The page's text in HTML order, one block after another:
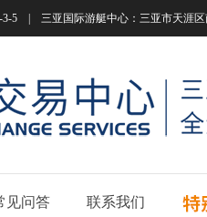
3-5 | 三亚国际游艇中心：三亚市天涯
见问答 联系我们